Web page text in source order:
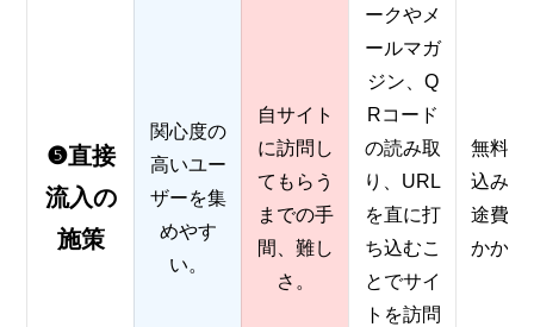
❺直接
流入の
施策
関心度の
高いユー
ザーを集
めやす
い。
自サイト
に訪問し
てもらう
までの手
間、難し
さ。
ークやメ
ールマガ
ジン、Q
Rコード
の読み取
り、URL
を直に打
ち込むこ
とでサイ
トを訪問
無料（
込みに
途費用
かかる